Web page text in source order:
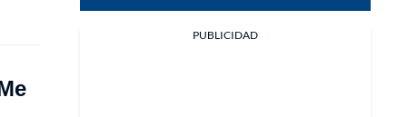
PUBLICIDAD